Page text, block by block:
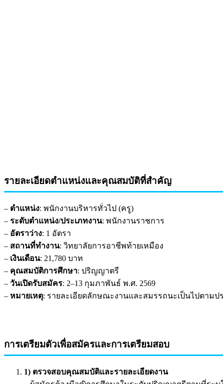
รายละเอียดตำแหน่งและคุณสมบัติที่สำคัญ
– ตำแหน่ง: พนักงานบริหารทั่วไป (ครู)
– ระดับตำแหน่ง/ประเภทงาน: พนักงานราชการ
– อัตราว่าง: 1 อัตรา
– สถานที่ทำงาน: วิทยาลัยการอาชีพท้ายเหมือง
– เงินเดือน: 21,780 บาท
– คุณสมบัติการศึกษา: ปริญญาตรี
– วันเปิดรับสมัคร: 2–13 กุมภาพันธ์ พ.ศ. 2569
– หมายเหตุ: รายละเอียดลักษณะงานและสมรรถนะเป็นไปตาม
การเตรียมตัวเพื่อสมัครและการเตรียมสอบ
1) ตรวจสอบคุณสมบัติและรายละเอียดงาน